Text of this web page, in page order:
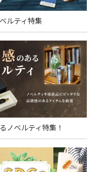
ルティ特集
ノベルティ特集！